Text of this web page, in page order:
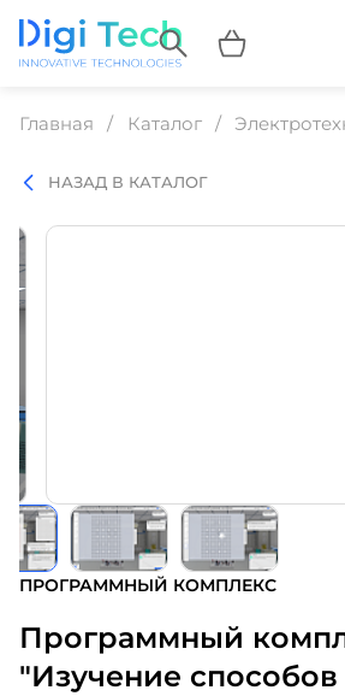
Главная Каталог
НАЗАД В КАТАЛОГ
ПРОГРАММНЫЙ КОМПЛЕКС
Программный
"Изучение способов